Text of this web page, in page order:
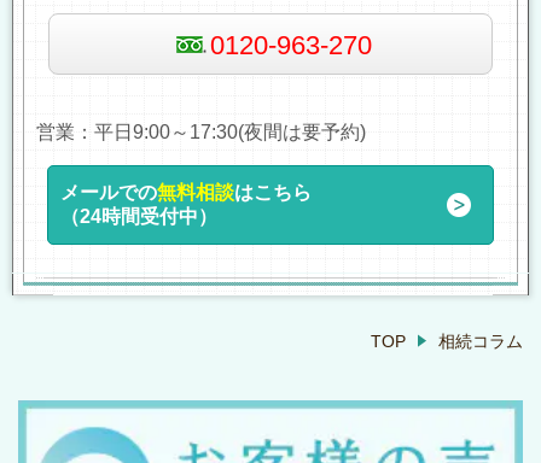
0120-963-270
営業：平日9:00～17:30(夜間は要予約)
メールでの無料相談はこちら
（24時間受付中）
TOP 相続コラム